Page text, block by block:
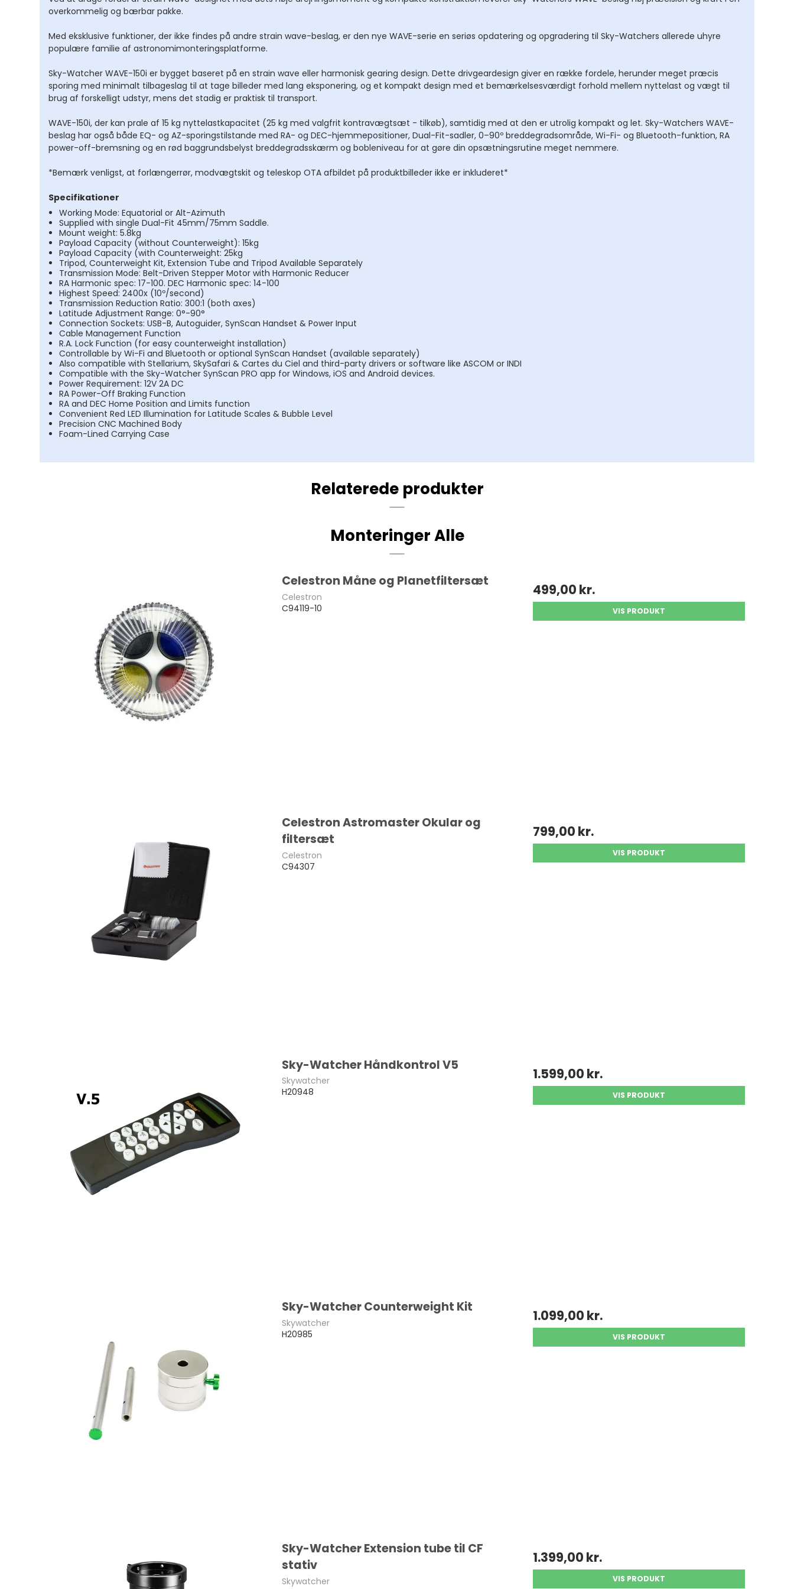
Taske til stjernekikkert
Teleskopdele
Andet tilbehør
stjernekikkert
overkommelig og bærbar pakke.
Med eksklusive funktioner, der ikke findes på andre strain wave-beslag, er den nye WAVE-serie en seriøs opdatering og opgradering til Sky-Watchers allerede uhyre
populære familie af astronomimonteringsplatforme.
Sky-Watcher WAVE-150i er bygget baseret på en strain wave eller harmonisk gearing design. Dette drivgeardesign giver en række fordele, herunder meget præcis
sporing med minimalt tilbageslag til at tage billeder med lang eksponering, og et kompakt design med et bemærkelsesværdigt forhold mellem nyttelast og vægt til
brug af forskelligt udstyr, mens det stadig er praktisk til transport.
WAVE-150i, der kan prale af 15 kg nyttelastkapacitet (25 kg med valgfrit kontravægtsæt - tilkøb), samtidig med at den er utrolig kompakt og let. Sky-Watchers WAVE-
beslag har også både EQ- og AZ-sporingstilstande med RA- og DEC-hjemmepositioner, Dual-Fit-sadler, 0–90º breddegradsområde, Wi-Fi- og Bluetooth-funktion, RA
power-off-bremsning og en rød baggrundsbelyst breddegradsskærm og bobleniveau for at gøre din opsætningsrutine meget nemmere.
*Bemærk venligst, at forlængerrør, modvægtskit og teleskop OTA afbildet på produktbilleder ikke er inkluderet*
Specifikationer
Working Mode: Equatorial or Alt-Azimuth
Supplied with single Dual-Fit 45mm/75mm Saddle.
Mount weight: 5.8kg
Payload Capacity (without Counterweight): 15kg
Payload Capacity (with Counterweight: 25kg
Tripod, Counterweight Kit, Extension Tube and Tripod Available Separately
Transmission Mode: Belt-Driven Stepper Motor with Harmonic Reducer
RA Harmonic spec: 17-100. DEC Harmonic spec: 14-100
Highest Speed: 2400x (10º/second)
Transmission Reduction Ratio: 300:1 (both axes)
Latitude Adjustment Range: 0°-90°
Connection Sockets: USB-B, Autoguider, SynScan Handset & Power Input
Cable Management Function
R.A. Lock Function (for easy counterweight installation)
Controllable by Wi-Fi and Bluetooth or optional SynScan Handset (available separately)
Also compatible with Stellarium, SkySafari & Cartes du Ciel and third-party drivers or software like ASCOM or INDI
Compatible with the Sky-Watcher SynScan PRO app for Windows, iOS and Android devices.
Power Requirement: 12V 2A DC
RA Power-Off Braking Function
RA and DEC Home Position and Limits function
Convenient Red LED Illumination for Latitude Scales & Bubble Level
Precision CNC Machined Body
Foam-Lined Carrying Case
Relaterede produkter
Monteringer Alle
Celestron Måne og Planetfiltersæt
Celestron
C94119-10
499,00 kr.
VIS PRODUKT
Celestron Astromaster Okular og
filtersæt
Celestron
C94307
799,00 kr.
VIS PRODUKT
Sky-Watcher Håndkontrol V5
Skywatcher
H20948
1.599,00 kr.
VIS PRODUKT
Sky-Watcher Counterweight Kit
Skywatcher
H20985
1.099,00 kr.
VIS PRODUKT
Sky-Watcher Extension tube til CF
stativ
Skywatcher
1.399,00 kr.
VIS PRODUKT